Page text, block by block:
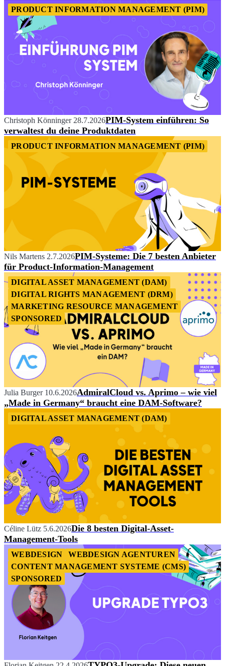
PRODUCT INFORMATION MANAGEMENT (PIM)
Christoph Könninger 28.7.2026PIM-System einführen: So
verwaltest du deine Produktdaten
PRODUCT INFORMATION MANAGEMENT (PIM)
Nils Martens 2.7.2026PIM-Systeme: Die 7 besten Anbieter
für Product-Information-Management
DIGITAL ASSET MANAGEMENT (DAM)
DIGITAL RIGHTS MANAGEMENT (DRM)
MARKETING RESOURCE MANAGEMENT
SPONSORED
Julia Burger 10.6.2026AdmiralCloud vs. Aprimo – wie viel
„Made in Germany“ braucht eine DAM-Software?
DIGITAL ASSET MANAGEMENT (DAM)
Céline Lütz 5.6.2026Die 8 besten Digital-Asset-
Management-Tools
WEBDESIGN
WEBDESIGN AGENTUREN
CONTENT MANAGEMENT SYSTEME (CMS)
SPONSORED